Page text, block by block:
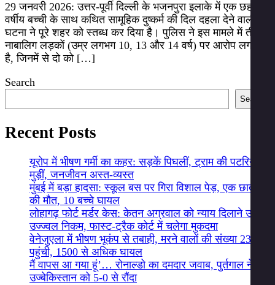
29 जनवरी 2026: उत्तर-पूर्वी दिल्ली के भजनपुरा इलाके में एक छह
वर्षीय बच्ची के साथ कथित सामूहिक दुष्कर्म की दिल दहला देने वाली
घटना ने पूरे शहर को स्तब्ध कर दिया है। पुलिस ने इस मामले में तीन
नाबालिग लड़कों (उम्र लगभग 10, 13 और 14 वर्ष) पर आरोप लगाया
है, जिनमें से दो को […]
Search
Search
Recent Posts
यूरोप में भीषण गर्मी का कहर: सड़कें पिघलीं, ट्राम की पटरियां
मुड़ीं, जनजीवन अस्त-व्यस्त
मुंबई में बड़ा हादसा: स्कूल बस पर गिरा विशाल पेड़, एक छात्र
की मौत, 10 बच्चे घायल
लोहागढ़ फोर्ट मर्डर केस: केतन अग्रवाल को न्याय दिलाने उतरे
उज्ज्वल निकम, फास्ट-ट्रैक कोर्ट में चलेगा मुकदमा
वेनेजुएला में भीषण भूकंप से तबाही, मरने वालों की संख्या 235
पहुंची, 1500 से अधिक घायल
मैं वापस आ गया हूं’… रोनाल्डो का दमदार जवाब, पुर्तगाल ने
उज्बेकिस्तान को 5-0 से रौंदा